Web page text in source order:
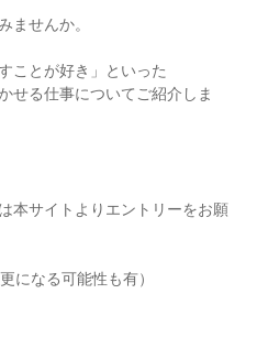
ませんか。
ことが好き」といった
せる仕事についてご紹介しま
本サイトよりエントリーをお願
になる可能性も有）